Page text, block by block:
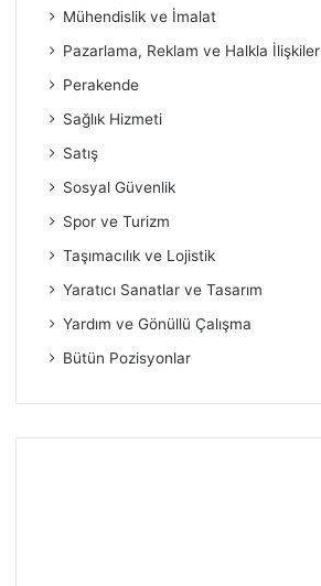
Mühendislik ve İmalat
Pazarlama, Reklam ve Halkla İlişkiler
Perakende
Sağlık Hizmeti
Satış
Sosyal Güvenlik
Spor ve Turizm
Taşımacılık ve Lojistik
Yaratıcı Sanatlar ve Tasarım
Yardım ve Gönüllü Çalışma
Bütün Pozisyonlar